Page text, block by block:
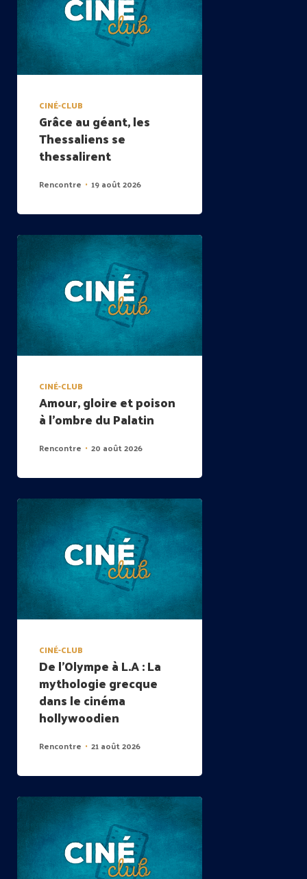
CINÉ-CLUB
Grâce au géant, les
Thessaliens se
thessalirent
Rencontre • 19 août 2026
CINÉ-CLUB
Amour, gloire et poison
à l’ombre du Palatin
Rencontre • 20 août 2026
CINÉ-CLUB
De l’Olympe à L.A : La
mythologie grecque
dans le cinéma
hollywoodien
Rencontre • 21 août 2026